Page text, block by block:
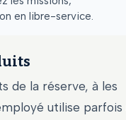
en libre-service.
de la réserve, à les
utilise parfois